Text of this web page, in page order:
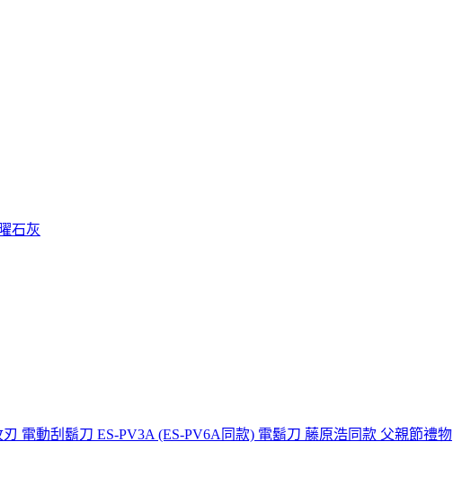
石灰
電動刮鬍刀 ES-PV3A (ES-PV6A同款) 電鬍刀 藤原浩同款 父親節禮物